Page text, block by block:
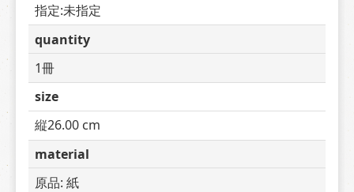
指定:未指定
quantity
1冊
size
縦26.00 cm
material
原品: 紙